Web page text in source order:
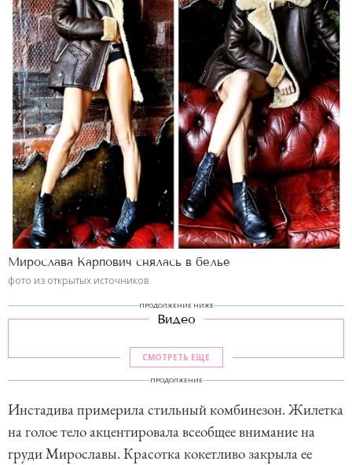
Мирослава Карпович снялась в белье
фото из открытых источников
ПРОДОЛЖЕНИЕ НИЖЕ
Видео
СМОТРЕТЬ ЕЩЕ
ПРОДОЛЖЕНИЕ
Инстадива примерила стильный комбинезон. Жилетка
на голое тело акцентировала всеобщее внимание на
груди Мирославы. Красотка кокетливо закрыла ее